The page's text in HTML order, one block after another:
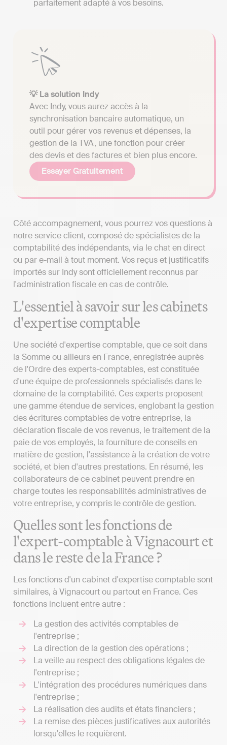
parfaitement adapté à vos besoins.
💡 La solution Indy
Avec Indy, vous aurez accès à la
synchronisation bancaire automatique, un
outil pour gérer vos revenus et dépenses, la
gestion de la TVA, une fonction pour créer
des devis et des factures et bien plus encore.
Essayer Gratuitement
Côté accompagnement, vous pourrez vos questions à
notre service client, composé de spécialistes de la
comptabilité des indépendants, via le chat en direct
ou par e-mail à tout moment. Vos reçus et justificatifs
importés sur Indy sont officiellement reconnus par
l'administration fiscale en cas de contrôle.
L'essentiel à savoir sur les cabinets
d'expertise comptable
Une société d'expertise comptable, que ce soit dans
la Somme ou ailleurs en France, enregistrée auprès
de l'Ordre des experts-comptables, est constituée
d'une équipe de professionnels spécialisés dans le
domaine de la comptabilité. Ces experts proposent
une gamme étendue de services, englobant la gestion
des écritures comptables de votre entreprise, la
déclaration fiscale de vos revenus, le traitement de la
paie de vos employés, la fourniture de conseils en
matière de gestion, l'assistance à la création de votre
société, et bien d'autres prestations. En résumé, les
collaborateurs de ce cabinet peuvent prendre en
charge toutes les responsabilités administratives de
votre entreprise, y compris le contrôle de gestion.
Quelles sont les fonctions de
l'expert-comptable à Vignacourt et
dans le reste de la France ?
Les fonctions d'un cabinet d'expertise comptable sont
similaires, à Vignacourt ou partout en France. Ces
fonctions incluent entre autre :
La gestion des activités comptables de
l'entreprise ;
La direction de la gestion des opérations ;
La veille au respect des obligations légales de
l'entreprise ;
L'intégration des procédures numériques dans
l'entreprise ;
La réalisation des audits et états financiers ;
La remise des pièces justificatives aux autorités
lorsqu'elles le requièrent.